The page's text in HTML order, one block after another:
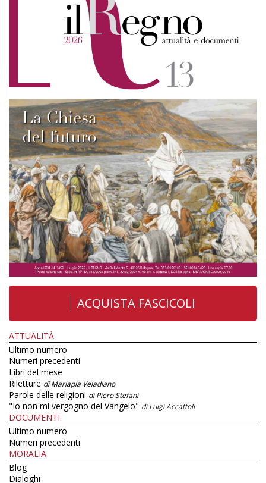
ACQUISTA FASCICOLI
ATTUALITÀ
Ultimo numero
Numeri precedenti
Libri del mese
Riletture di Mariapia Veladiano
Parole delle religioni di Piero Stefani
"Io non mi vergogno del Vangelo" di Luigi Accattoli
DOCUMENTI
Ultimo numero
Numeri precedenti
MORALIA
Blog
Dialoghi